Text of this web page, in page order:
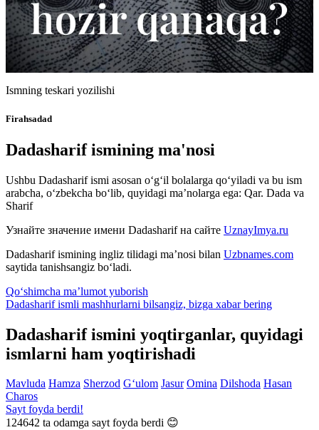
Ismning teskari yozilishi
Firahsadad
Dadasharif ismining ma'nosi
Ushbu Dadasharif ismi asosan o‘g‘il bolalarga qo‘yiladi va bu ism
arabcha, o‘zbekcha bo‘lib, quyidagi ma’nolarga ega: Qar. Dada va
Sharif
Узнайте значение имени Dadasharifна сайте UznayImya.ru
Dadasharifismining ingliz tilidagi ma’nosi bilan Uzbnames.com
saytida tanishsangiz bo‘ladi.
Qo‘shimcha ma’lumot yuborish
Dadasharif ismli mashhurlarni bilsangiz, bizga xabar bering
Dadasharif ismini yoqtirganlar, quyidagi
ismlarni ham yoqtirishadi
Mavluda Hamza Sherzod G‘ulom Jasur Omina Dilshoda Hasan
Charos
Sayt foyda berdi!
124642 ta odamga sayt foyda berdi 😊